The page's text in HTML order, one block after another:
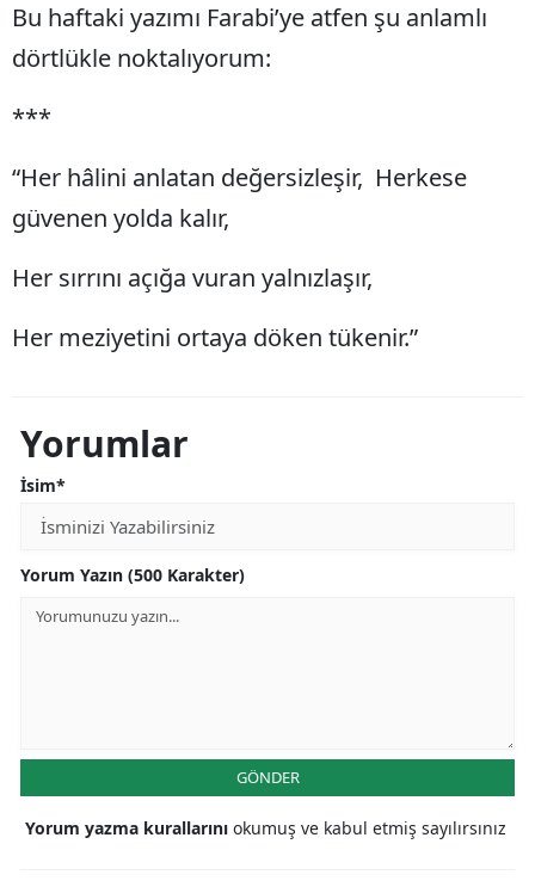
Bu haftaki yazımı Farabi’ye atfen şu anlamlı
dörtlükle noktalıyorum:
***
“Her hâlini anlatan değersizleşir, Herkese
güvenen yolda kalır,
Her sırrını açığa vuran yalnızlaşır,
Her meziyetini ortaya döken tükenir.”
Yorumlar
İsim*
Yorum Yazın (500 Karakter)
GÖNDER
Yorum yazma kurallarını okumuş ve kabul etmiş sayılırsınız